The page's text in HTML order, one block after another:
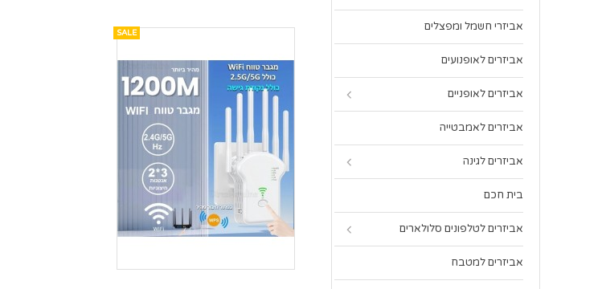
SALE
אביזרי חשמל ומפצלים
אביזרים לאופנועים
אביזרים לאופניים
אביזרים לאמבטייה
אביזרים לגינה
בית חכם
אביזרים לטלפונים סלולארים
אביזרים למטבח